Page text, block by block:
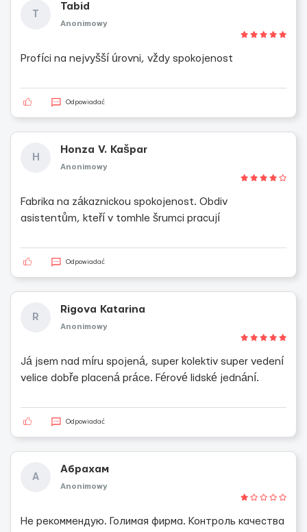
T
Tabid
Anonimowy
Profíci na nejvyšší úrovni, vždy spokojenost
Odpowiadać
H
Honza V. Kašpar
Anonimowy
Fabrika na zákaznickou spokojenost. Obdiv
asistentům, kteří v tomhle šrumci pracují
Odpowiadać
R
Rigova Katarina
Anonimowy
Já jsem nad míru spojená, super kolektiv super vedení
velice dobře placená práce. Férové lidské jednání.
Odpowiadać
А
Абрахам
Anonimowy
Не рекоммендую. Голимая фирма. Контроль качества